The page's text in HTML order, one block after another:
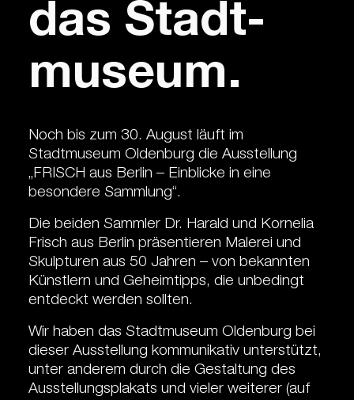
das Stadt­
museum.
Noch bis zum 30. August läuft im
Stadtmuseum Oldenburg die Ausstellung
„FRISCH aus Berlin – Einblicke in eine
besondere Sammlung“.
Die beiden Sammler Dr. Harald und Kornelia
Frisch aus Berlin präsentieren Malerei und
Skulpturen aus 50 Jahren – von bekannten
Künstlern und Geheimtipps, die unbedingt
entdeckt werden sollten.
Wir haben das Stadtmuseum Oldenburg bei
dieser Ausstellung kommunikativ unterstützt,
unter anderem durch die Gestaltung des
Ausstellungsplakats und vieler weiterer (auf